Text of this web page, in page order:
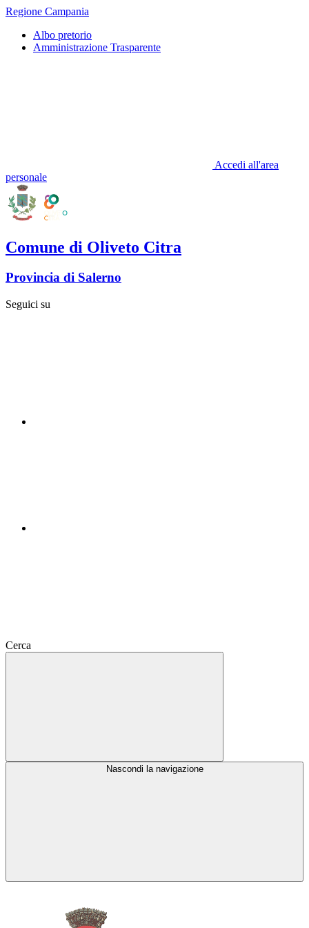
Regione Campania
Albo pretorio
Amministrazione Trasparente
Accedi all'area
personale
Comune di Oliveto Citra
Provincia di Salerno
Seguici su
Cerca
Nascondi la navigazione